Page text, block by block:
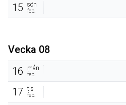
15 sön
feb.
Vecka 08
16
mån
feb.
17 tis
feb.